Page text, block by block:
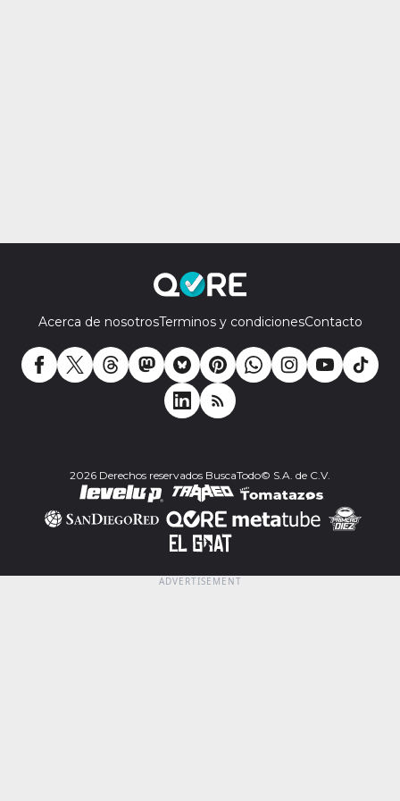
Acerca de nosotrosTerminos y condicionesContacto
2026 Derechos reservados BuscaTodo© S.A. de C.V.